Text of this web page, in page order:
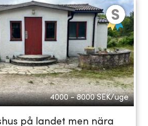
4000 - 8000 SEK/uge
på landet men nära